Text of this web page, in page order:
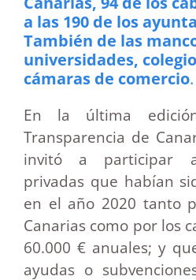
a las 190 de los
También de las
universidades,
cámaras de comercio.
En la última
Transparencia de
invitó a participar
privadas que habían
en el año 2020 tanto
Canarias como por los
60.000 € anuales; y
ayudas o